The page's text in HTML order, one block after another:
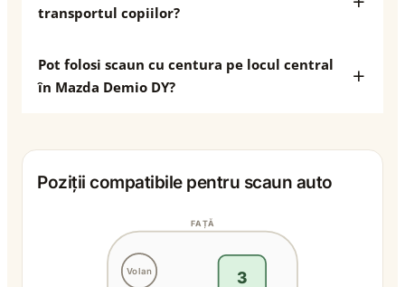
transportul copiilor?
Pot folosi scaun cu centura pe locul central
în Mazda Demio DY?
Poziții compatibile pentru scaun auto
Volan
FAȚĂ
3